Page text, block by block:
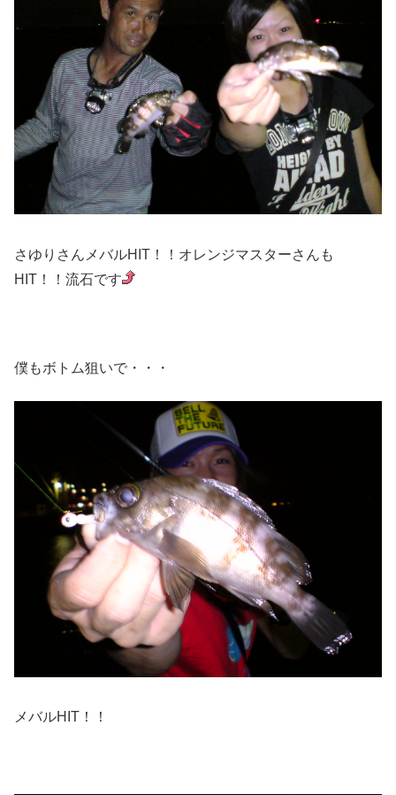
さゆりさんメバルHIT！！オレンジマスターさんも
HIT！！流石です
僕もボトム狙いで・・・
メバルHIT！！